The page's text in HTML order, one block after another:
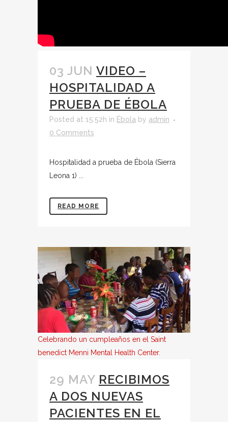
03 JUN VIDEO –
HOSPITALIDAD A
PRUEBA DE ÉBOLA
Posted at 15:52h in Ébola by admin
0 Comments
Hospitalidad a prueba de Ébola (Sierra
Leona 1) ...
READ MORE
Celebrando un cumpleaños en el Saint
benedict Menni Mental Health Center.
29 MAY RECIBIMOS
A DOS NUEVAS
PACIENTES EN EL